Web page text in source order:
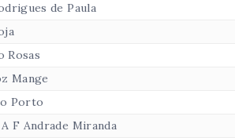
de Paula
Rosas
Mange
Porto
F Andrade Miranda